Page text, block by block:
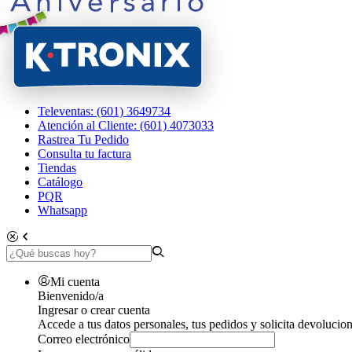
Televentas: (601) 3649734
Atención al Cliente: (601) 4073033
Rastrea Tu Pedido
Consulta tu factura
Tiendas
Catálogo
PQR
Whatsapp
Mi cuenta
Bienvenido/a
Ingresar o crear cuenta
Accede a tus datos personales, tus pedidos y solicita
Correo electrónico